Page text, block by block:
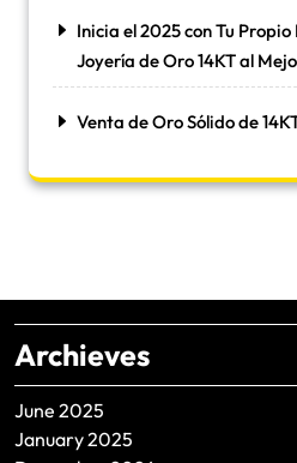
Inicia el 2025 con Tu
Joyería de Oro 14KT al
Venta de Oro Sólido de
Archieves
June 2025
January 2025